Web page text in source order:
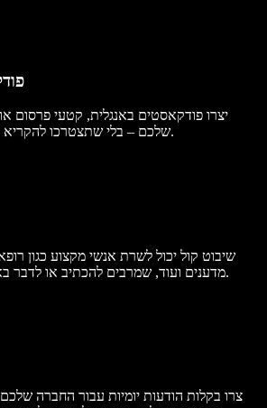
יצרו פודקאסטים באנגלית, קטעי פרסום
שלכם – בלי שתצטרכו להקריא בעצמכם את התסריטים.
שיבוט קול יכול לשרת אנשי מקצוע כגון
מדענים ועוד, שמרבים להכתיב או לדבר באנגלית במסגרת עבודתם.
צרו בקלות הודעות יומיות עבור החברה